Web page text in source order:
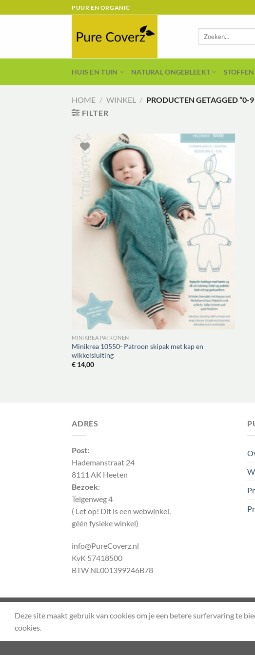
naar
PUUR EN ORGANIC
Zoeken
HUIS EN TUIN NATURAL ONGEBLEEKT STOFFEN
HOME / WINKEL / PRODUCTEN GETAGGED “0-
FILTER
MINIKREA PATRONEN
Minikrea 10550- Patroon skipak met kap en
wikkelsluiting
€14,00
ADRES
Post:
Hademanstraat 24
8111 AK Heeten
Bezoek:
Telgenweg 4
( Let op! Dit is een webwinkel,
géén fysieke winkel)
info@PureCoverz.nl
KvK 57418500
BTW NL001399246B78
Copyright 2026 © Flatsome Theme
Deze site maakt gebruik van cookies om je een betere surfervaring te
cookies.